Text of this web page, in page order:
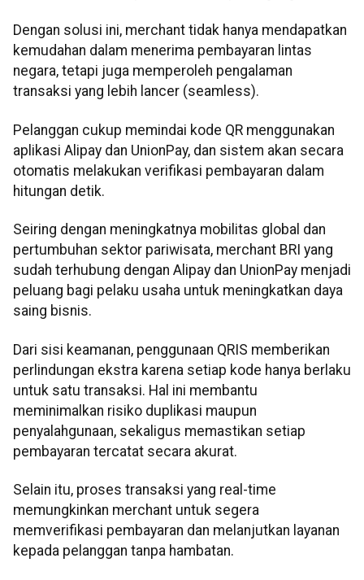
Dengan solusi ini, merchant tidak hanya mendapatkan
kemudahan dalam menerima pembayaran lintas
negara, tetapi juga memperoleh pengalaman
transaksi yang lebih lancer (seamless).
Pelanggan cukup memindai kode QR menggunakan
aplikasi Alipay dan UnionPay, dan sistem akan secara
otomatis melakukan verifikasi pembayaran dalam
hitungan detik.
Seiring dengan meningkatnya mobilitas global dan
pertumbuhan sektor pariwisata, merchant BRI yang
sudah terhubung dengan Alipay dan UnionPay menjadi
peluang bagi pelaku usaha untuk meningkatkan daya
saing bisnis.
Dari sisi keamanan, penggunaan QRIS memberikan
perlindungan ekstra karena setiap kode hanya berlaku
untuk satu transaksi. Hal ini membantu
meminimalkan risiko duplikasi maupun
penyalahgunaan, sekaligus memastikan setiap
pembayaran tercatat secara akurat.
Selain itu, proses transaksi yang real-time
memungkinkan merchant untuk segera
memverifikasi pembayaran dan melanjutkan layanan
kepada pelanggan tanpa hambatan.